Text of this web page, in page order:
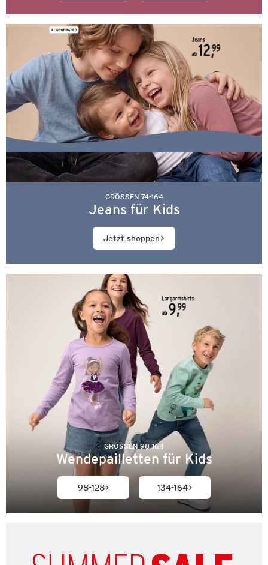
GRÖSSEN 74-164
Jeans für Kids
Jetzt shoppen
GRÖSSEN 98-164
Wendepailletten für Kids
98-128 134-164